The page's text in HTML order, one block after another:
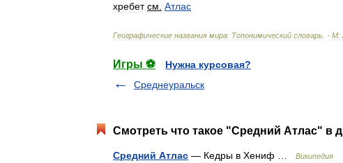
хребет см Атлас
Географические названия мира: Топонимический словарь . - М:
Игры ⚽
Нужна курсовая?
Среднеуральск
Смотреть что такое "Средний Атлас" в
Средний Атлас — Кедры в Хениф … Википедия